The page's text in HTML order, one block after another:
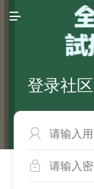

登录社区

